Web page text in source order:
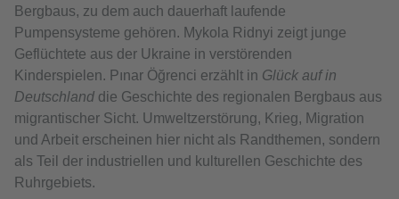
Bergbaus, zu dem auch dauerhaft laufende
Pumpensysteme gehören. Mykola Ridnyi zeigt junge
Geflüchtete aus der Ukraine in verstörenden
Kinderspielen. Pınar Öğrenci erzählt in Glück auf in
Deutschland die Geschichte des regionalen Bergbaus aus
migrantischer Sicht. Umweltzerstörung, Krieg, Migration
und Arbeit erscheinen hier nicht als Randthemen, sondern
als Teil der industriellen und kulturellen Geschichte des
Ruhrgebiets.